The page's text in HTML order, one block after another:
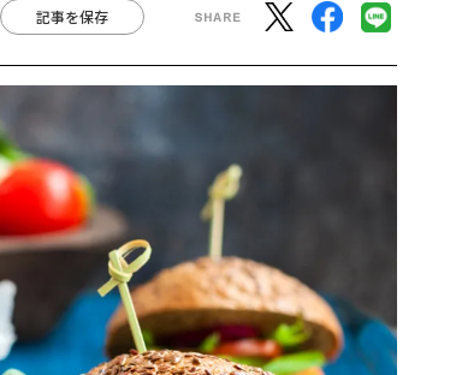
記事を保存